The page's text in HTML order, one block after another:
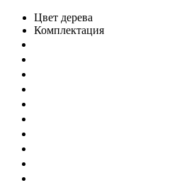
Цвет дерева
Комплектация